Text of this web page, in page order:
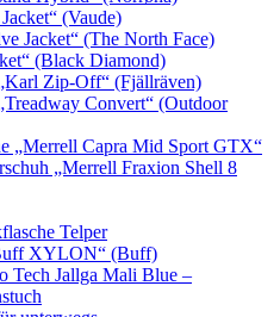
(Vaude)
Jacket“ (The North Face)
(Black Diamond)
Zip-Off“ (Fjällräven)
Convert“ (Outdoor
„Merrell Capra Mid Sport GTX“
„Merrell Fraxion Shell 8
Telper
XYLON“ (Buff)
Tech Jallga Mali Blue –